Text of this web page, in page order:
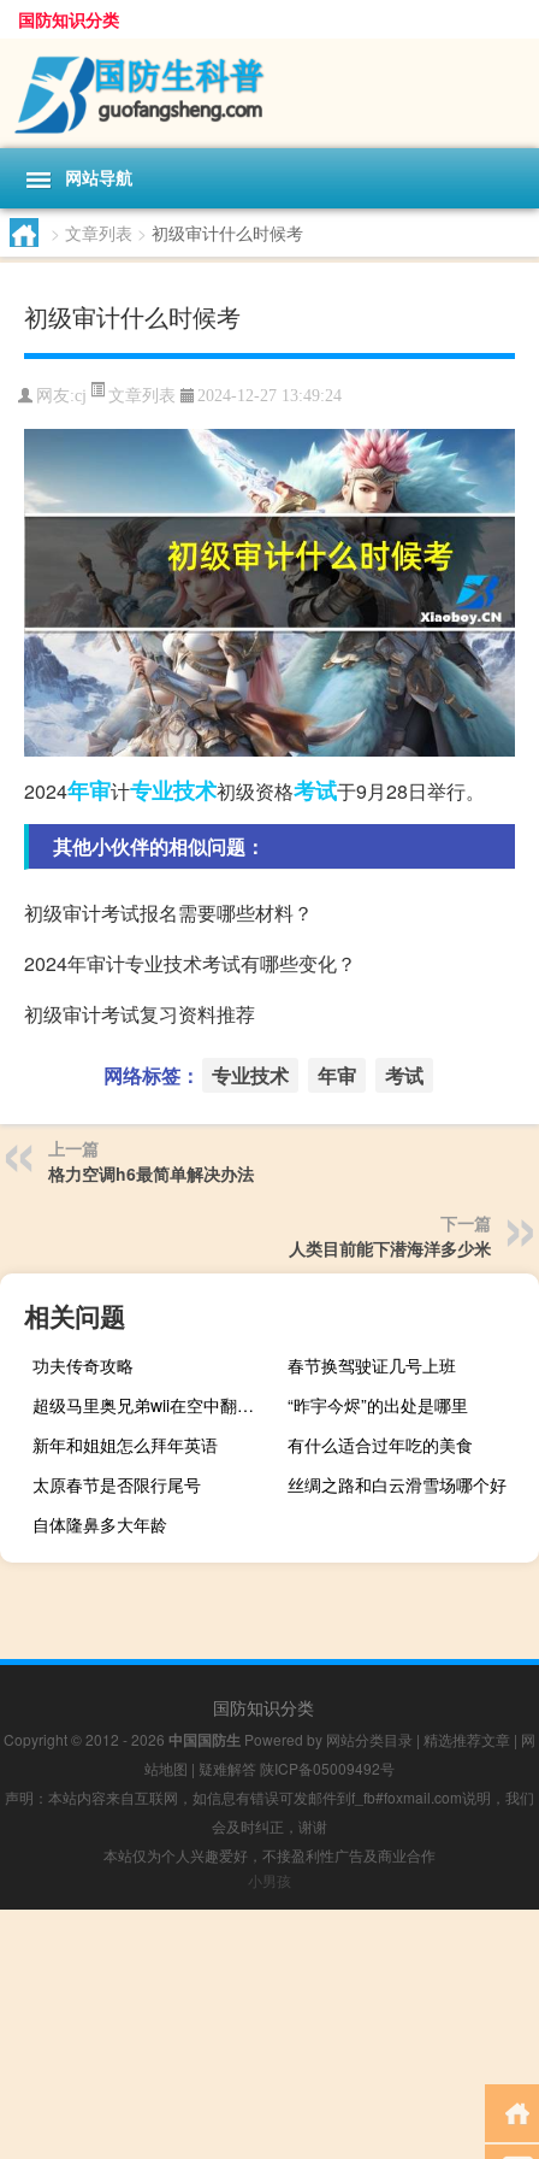
国防知识分类
网站导航
> 文章列表 > 初级审计什么时候考
初级审计什么时候考
网友:cj 文章列表 2024-12-27 13:49:24
2024年审计专业技术初级资格考试于9月28日举行。
其他小伙伴的相似问题：
初级审计考试报名需要哪些材料？
2024年审计专业技术考试有哪些变化？
初级审计考试复习资料推荐
网络标签： 专业技术 年审 考试
上一篇
格力空调h6最简单解决办法
下一篇
人类目前能下潜海洋多少米
相关问题
功夫传奇攻略
春节换驾驶证几号上班
超级马里奥兄弟wii在空中翻滚跳而且跳很高怎么操作,我是WII手柄 新超级马里奥兄弟wii
“昨宇今烬”的出处是哪里
新年和姐姐怎么拜年英语
有什么适合过年吃的美食
太原春节是否限行尾号
丝绸之路和白云滑雪场哪个好
自体隆鼻多大年龄
国防知识分类
Copyright © 2012 - 2026 中国国防生 Powered by 网站分类目录 | 精选推荐文章 | 网
站地图 | 疑难解答 陕ICP备05009492号
声明：本站内容来自互联网，如信息有错误可发邮件到f_fb#foxmail.com说明，我们
会及时纠正，谢谢
本站仅为个人兴趣爱好，不接盈利性广告及商业合作
小男孩